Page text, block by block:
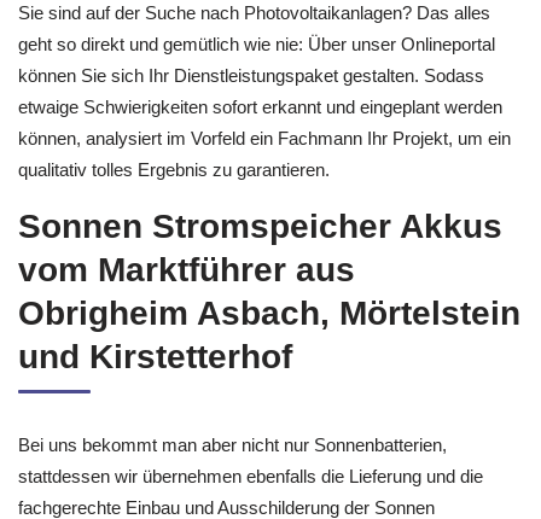
Sie sind auf der Suche nach Photovoltaikanlagen? Das alles
geht so direkt und gemütlich wie nie: Über unser Onlineportal
können Sie sich Ihr Dienstleistungspaket gestalten. Sodass
etwaige Schwierigkeiten sofort erkannt und eingeplant werden
können, analysiert im Vorfeld ein Fachmann Ihr Projekt, um ein
qualitativ tolles Ergebnis zu garantieren.
Sonnen Stromspeicher Akkus
vom Marktführer aus
Obrigheim Asbach, Mörtelstein
und Kirstetterhof
Bei uns bekommt man aber nicht nur Sonnenbatterien,
stattdessen wir übernehmen ebenfalls die Lieferung und die
fachgerechte Einbau und Ausschilderung der Sonnen